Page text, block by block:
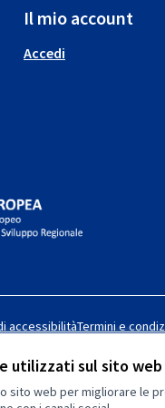
utilizzati sul sito web
sito web per migliorare le
Il mio account
Accedi
accessibilitàTermini e